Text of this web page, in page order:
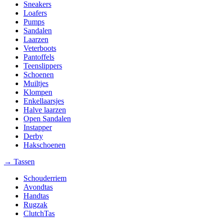
Sneakers
Loafers
Pumps
Sandalen
Laarzen
Veterboots
Pantoffels
Teenslippers
Schoenen
Muiltjes
Klompen
Enkellaarsjes
Halve laarzen
Open Sandalen
Instapper
Derby
Hakschoenen
→ Tassen
Schouderriem
Avondtas
Handtas
Rugzak
ClutchTas